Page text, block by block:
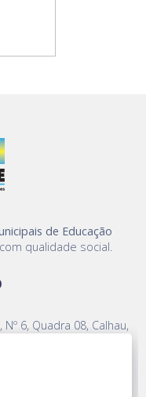
de Educação
qualidade social.
6, Quadra 08, Calhau,